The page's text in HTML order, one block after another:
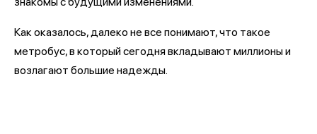
Как оказалось, далеко не все понимают, что такое
метробус, в который сегодня вкладывают миллионы и
возлагают большие надежды.